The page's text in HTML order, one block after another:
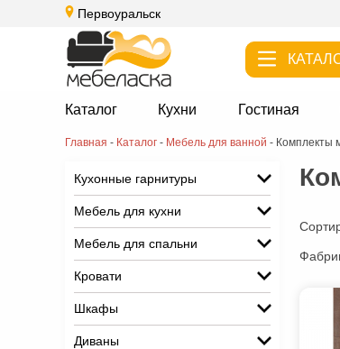
Первоуральск
Каталог Кухни Гостиная
Главная - Каталог - Мебель для ванной - Комплекты
Кухонные гарнитуры
Мебель для кухни
Мебель для спальни
Кровати
Шкафы
Диваны